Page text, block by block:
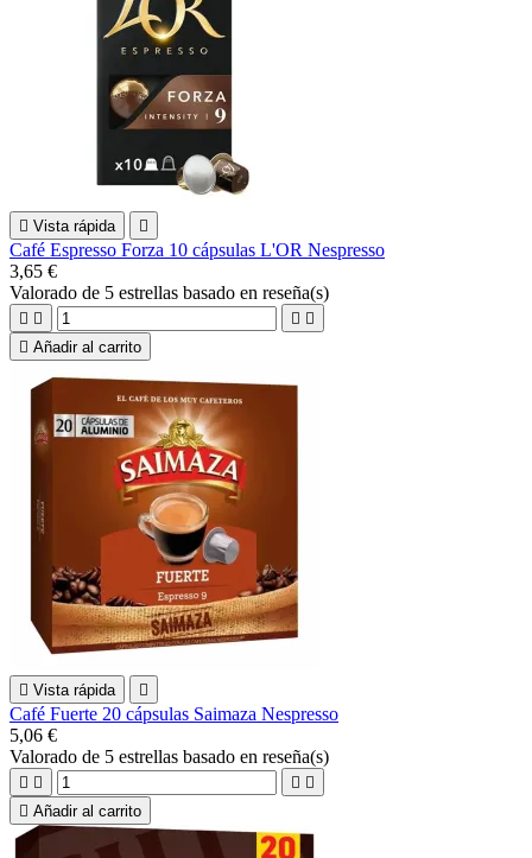
 Vista rápida 
Café Espresso Forza 10 cápsulas L'OR Nespresso
3,65 €
Valorado de 5 estrellas basado en reseña(s)
   
 Añadir al carrito
 Vista rápida 
Café Fuerte 20 cápsulas Saimaza Nespresso
5,06 €
Valorado de 5 estrellas basado en reseña(s)
   
 Añadir al carrito